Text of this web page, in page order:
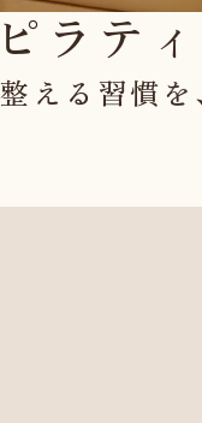
ラテ
える習慣を